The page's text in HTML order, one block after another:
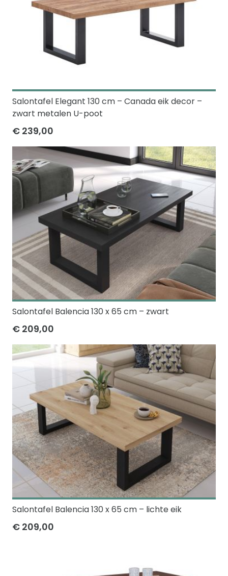
Salontafel Elegant 130 cm – Canada eik decor –
zwart metalen U-poot
€ 239,00
Salontafel Balencia 130 x 65 cm – zwart
€ 209,00
Salontafel Balencia 130 x 65 cm – lichte eik
€ 209,00